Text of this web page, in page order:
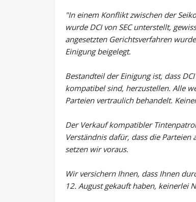
"In einem Konflikt zwischen der
wurde DCI von SEC unterstellt,
angesetzten Gerichtsverfahren
Einigung beigelegt.
Bestandteil der Einigung ist, dass
kompatibel sind, herzustellen. Alle
Parteien vertraulich behandelt.
Der Verkauf kompatibler
Verständnis dafür, dass die
setzen wir voraus.
Wir versichern Ihnen, dass Ihnen
12. August gekauft haben, keinerlei